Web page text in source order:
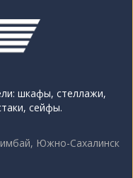
шкафы, стеллажи,
сейфы.
Южно-Сахалинск